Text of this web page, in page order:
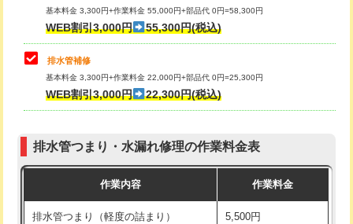
コンクリート斫り（厚さ10㎝超え）
モルタル補修（厚さ10㎝まで）
モルタル補修（厚さ10㎝超え）
追加人工 16,500円
現場見積
式）)
交換・取付(混合水栓（壁付・デッキ
式・ワンホール）)
16,500円+材料費
交換・取付(排水栓・排水トラップ
交換・取付（その他部品） 11,000円+材料費
持込商品取付（単水栓） 13,200円
持込商品取付（混合水栓） 16,500円
基本料金 3,300円+作業料金 55,000円+部品代 0円=58,300円
WEB割引3,000円 55,300円(税込)
排水管補修
基本料金 3,300円+作業料金 22,000円+部品代 0円=25,300円
WEB割引3,000円 22,300円(税込)
排水管つまり・水漏れ修理の作業料金表
作業内容 作業料金
排水管つまり（軽度の詰まり） 5,500円